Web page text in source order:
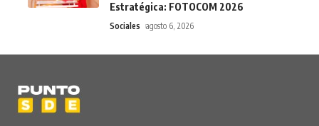
Estratégica: FOTOCOM 2026
Sociales agosto 6, 2026